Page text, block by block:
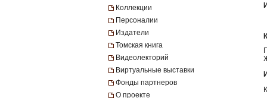
Коллекции
Персоналии
Издатели
Томская книга
Видеолекторий
Виртуальные выставки
Фонды партнеров
О проекте